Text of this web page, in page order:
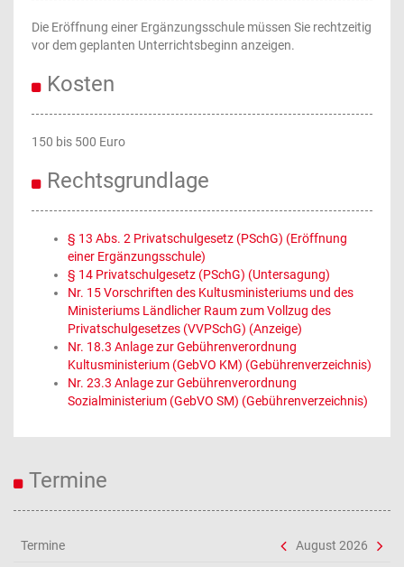
Die Eröffnung einer Ergänzungsschule müssen Sie rechtzeitig
vor dem geplanten Unterrichtsbeginn anzeigen.
Kosten
150 bis 500 Euro
Rechtsgrundlage
§ 13 Abs. 2 Privatschulgesetz (PSchG) (Eröffnung
einer Ergänzungsschule)
§ 14 Privatschulgesetz (PSchG) (Untersagung)
Nr. 15 Vorschriften des Kultusministeriums und des
Ministeriums Ländlicher Raum zum Vollzug des
Privatschulgesetzes (VVPSchG) (Anzeige)
Nr. 18.3 Anlage zur Gebührenverordnung
Kultusministerium (GebVO KM) (Gebührenverzeichnis)
Nr. 23.3 Anlage zur Gebührenverordnung
Sozialministerium (GebVO SM) (Gebührenverzeichnis)
Termine
Termine August 2026